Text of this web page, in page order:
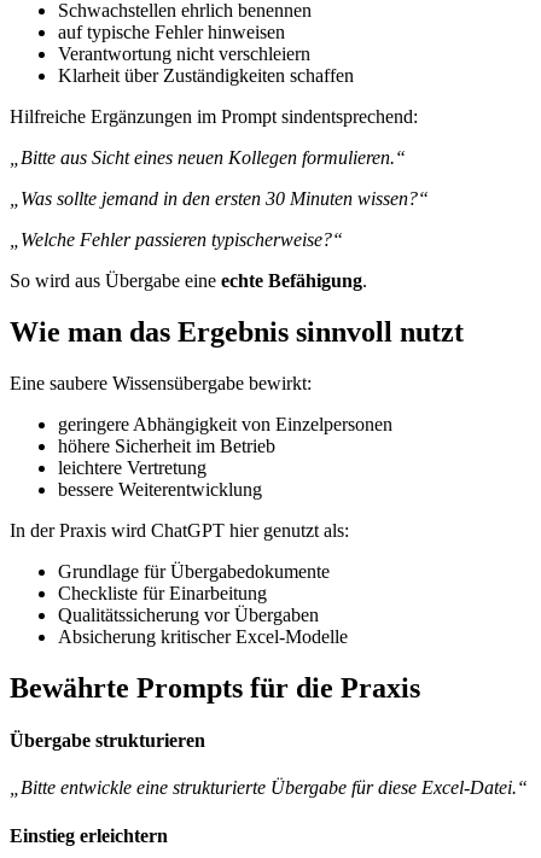
Schwachstellen ehrlich benennen
auf typische Fehler hinweisen
Verantwortung nicht verschleiern
Klarheit über Zuständigkeiten schaffen
Hilfreiche Ergänzungen im Prompt sindentsprechend:
„Bitte aus Sicht eines neuen Kollegen formulieren.“
„Was sollte jemand in den ersten 30 Minuten wissen?“
„Welche Fehler passieren typischerweise?“
So wird aus Übergabe eine echte Befähigung.
Wie man das Ergebnis sinnvoll nutzt
Eine saubere Wissensübergabe bewirkt:
geringere Abhängigkeit von Einzelpersonen
höhere Sicherheit im Betrieb
leichtere Vertretung
bessere Weiterentwicklung
In der Praxis wird ChatGPT hier genutzt als:
Grundlage für Übergabedokumente
Checkliste für Einarbeitung
Qualitätssicherung vor Übergaben
Absicherung kritischer Excel-Modelle
Bewährte Prompts für die Praxis
Übergabe strukturieren
„Bitte entwickle eine strukturierte Übergabe für diese Excel-Datei.“
Einstieg erleichtern